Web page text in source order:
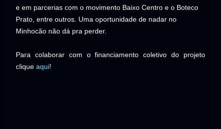
e em parcerias com o movimento Baixo Centro e o Boteco
Prato, entre outros. Uma oportunidade de nadar no
Minhocão não dá pra perder.
Para colaborar com o financiamento coletivo do projeto
clique aqui!